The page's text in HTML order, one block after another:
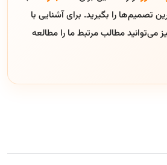
تصمیم‌ها را بگیرید. برای آشنایی با
می‌توانید مطالب مرتبط ما را مطالعه